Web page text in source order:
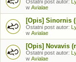
Ostatni post autor:
w Avialae
[Opis] Sinornis
Ostatni post autor:
w Avialae
[Opis] Novavis
Ostatni post autor:
w Avialae